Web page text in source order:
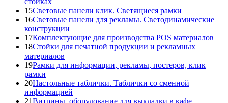
15Световые панели клик. Светящиеся рамки
16Световые панели для рекламы. Светодинамические
конструкции
17Комплектующие для производства POS материалов
18Стойки для печатной продукции и рекламных
материалов
19Рамки для информации, рекламы, постеров, клик
рамки
20Настольные таблички. Таблички со сменной
информацией
21Витрины, оборудование для выкладки в кафе,